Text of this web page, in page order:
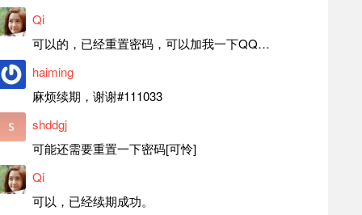
Qi
可以的，已经重置密码，可以加我一下QQ，留言后我就发密码给你。
haiming
麻烦续期，谢谢#111033
shddgj
可能还需要重置一下密码[可怜]
Qi
可以，已经续期成功。